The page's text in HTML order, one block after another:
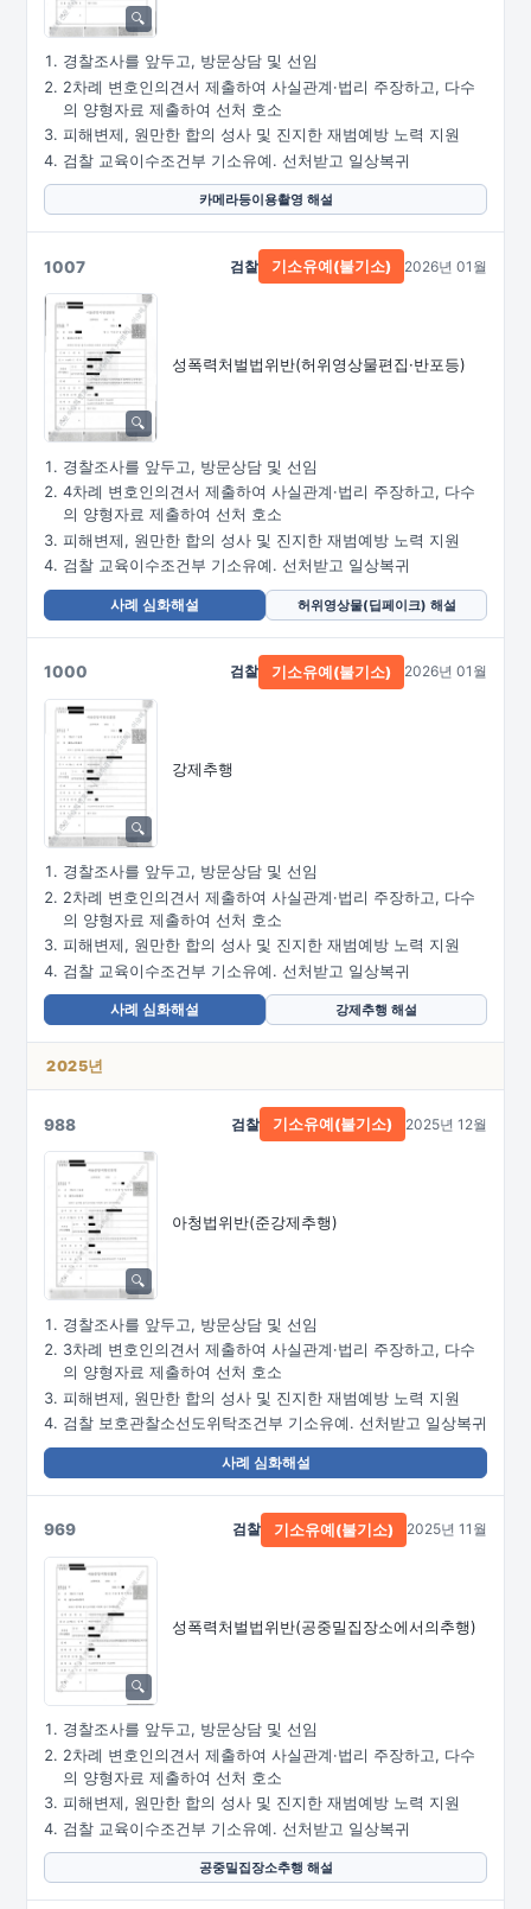
경찰조사를 앞두고, 방문상담 및 선임
2차례 변호인의견서 제출하여 사실관계·법리 주장하고, 다수
의 양형자료 제출하여 선처 호소
피해변제, 원만한 합의 성사 및 진지한 재범예방 노력 지원
검찰 교육이수조건부 기소유예. 선처받고 일상복귀
카메라등이용촬영 해설
1007
성폭력처벌법위반(허위영상물편집·반포등)
검찰 기소유예(불기소) 2026년 01월
경찰조사를 앞두고, 방문상담 및 선임
4차례 변호인의견서 제출하여 사실관계·법리 주장하고, 다수
의 양형자료 제출하여 선처 호소
피해변제, 원만한 합의 성사 및 진지한 재범예방 노력 지원
검찰 교육이수조건부 기소유예. 선처받고 일상복귀
사례 심화해설 허위영상물(딥페이크) 해설
1000
강제추행
검찰 기소유예(불기소) 2026년 01월
경찰조사를 앞두고, 방문상담 및 선임
2차례 변호인의견서 제출하여 사실관계·법리 주장하고, 다수
의 양형자료 제출하여 선처 호소
피해변제, 원만한 합의 성사 및 진지한 재범예방 노력 지원
검찰 교육이수조건부 기소유예. 선처받고 일상복귀
사례 심화해설 강제추행 해설
2025년
988
아청법위반(준강제추행)
검찰 기소유예(불기소) 2025년 12월
경찰조사를 앞두고, 방문상담 및 선임
3차례 변호인의견서 제출하여 사실관계·법리 주장하고, 다수
의 양형자료 제출하여 선처 호소
피해변제, 원만한 합의 성사 및 진지한 재범예방 노력 지원
검찰 보호관찰소선도위탁조건부 기소유예. 선처받고 일상복귀
사례 심화해설
969
성폭력처벌법위반(공중밀집장소에서의추행)
검찰 기소유예(불기소) 2025년 11월
경찰조사를 앞두고, 방문상담 및 선임
2차례 변호인의견서 제출하여 사실관계·법리 주장하고, 다수
의 양형자료 제출하여 선처 호소
피해변제, 원만한 합의 성사 및 진지한 재범예방 노력 지원
검찰 교육이수조건부 기소유예. 선처받고 일상복귀
공중밀집장소추행 해설